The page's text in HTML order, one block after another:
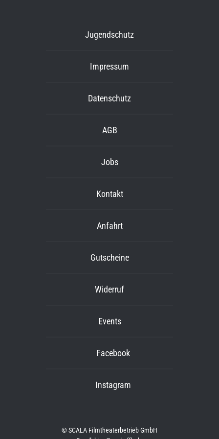
Jugendschutz
Impressum
Datenschutz
AGB
Jobs
Kontakt
Anfahrt
Gutscheine
Widerruf
Events
Facebook
Instagram
© SCALA Filmtheaterbetrieb GmbH